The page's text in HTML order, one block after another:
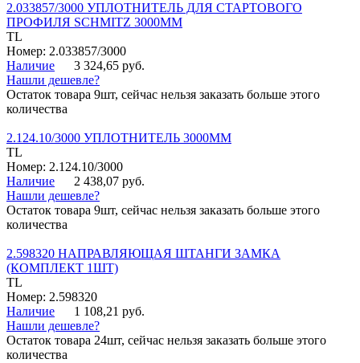
2.033857/3000 УПЛОТНИТЕЛЬ ДЛЯ СТАРТОВОГО
ПРОФИЛЯ SCHMITZ 3000ММ
TL
Номер: 2.033857/3000
Наличие
3 324,65 руб.
Нашли дешевле?
Остаток товара 9шт, сейчас нельзя заказать больше этого
количества
2.124.10/3000 УПЛОТНИТЕЛЬ 3000ММ
TL
Номер: 2.124.10/3000
Наличие
2 438,07 руб.
Нашли дешевле?
Остаток товара 9шт, сейчас нельзя заказать больше этого
количества
2.598320 НАПРАВЛЯЮЩАЯ ШТАНГИ ЗАМКА
(КОМПЛЕКТ 1ШТ)
TL
Номер: 2.598320
Наличие
1 108,21 руб.
Нашли дешевле?
Остаток товара 24шт, сейчас нельзя заказать больше этого
количества